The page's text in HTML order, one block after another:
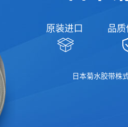
原装进口 品质
日本菊水胶带株